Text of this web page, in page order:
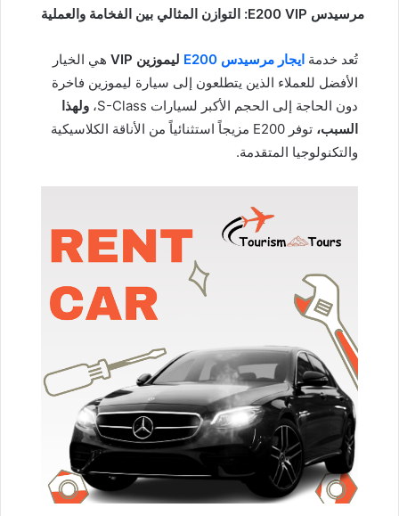
مرسيدس E200 VIP: التوازن المثالي بين الفخامة والعملية
تُعد خدمة ايجار مرسيدس E200 ليموزين VIP
هي الخيار
الأفضل للعملاء الذين يتطلعون إلى سيارة ليموزين فاخرة
دون الحاجة إلى الحجم الأكبر لسيارات S-Class،
ولهذا
السبب،
توفر E200 مزيجاً استثنائياً من الأناقة الكلاسيكية
والتكنولوجيا المتقدمة.